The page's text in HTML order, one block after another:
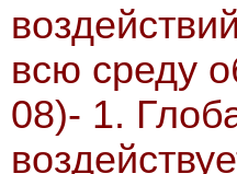
всю среду
08)- 1.